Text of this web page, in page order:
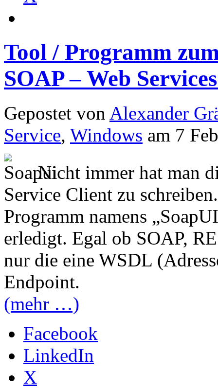
Tool / Programm
SOAP – Web
Gepostet von Alexander
Service, Windows am 7
Nicht immer hat man
Service Client zu
Programm namens
erledigt. Egal ob SOAP,
nur die eine WSDL
Endpoint.
(mehr …)
Facebook
LinkedIn
X